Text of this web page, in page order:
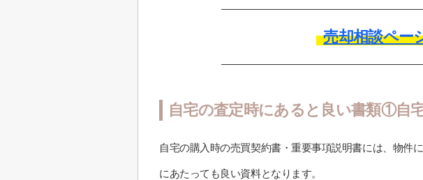
売却相談ペー
自宅の査定時にあると良い書類①自
自宅の購入時の売買契約書・重要事項説明書には、物件
にあたっても良い資料となります。